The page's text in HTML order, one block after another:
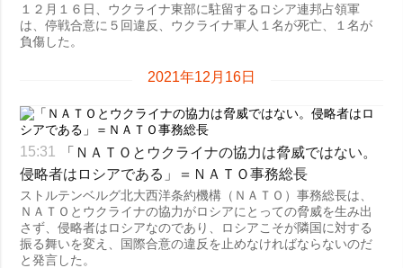
１２月１６日、ウクライナ東部に駐留するロシア連邦占領軍
は、停戦合意に５回違反、ウクライナ軍人１名が死亡、１名が
負傷した。
2021年12月16日
15:31
「ＮＡＴＯとウクライナの協力は脅威ではない。
侵略者はロシアである」＝ＮＡＴＯ事務総長
ストルテンベルグ北大西洋条約機構（ＮＡＴＯ）事務総長は、
ＮＡＴＯとウクライナの協力がロシアにとっての脅威を生み出
さず、侵略者はロシアなのであり、ロシアこそが隣国に対する
振る舞いを変え、国際合意の違反を止めなければならないのだ
と発言した。